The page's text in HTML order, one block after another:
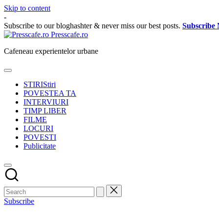
Skip to content
-
Subscribe to our bloghashter & never miss our best posts. Subscribe
Presscafe.ro
Cafeneau experientelor urbane
STIRIStiri
POVESTEA TA
INTERVIURI
TIMP LIBER
FILME
LOCURI
POVESTI
Publicitate
Subscribe